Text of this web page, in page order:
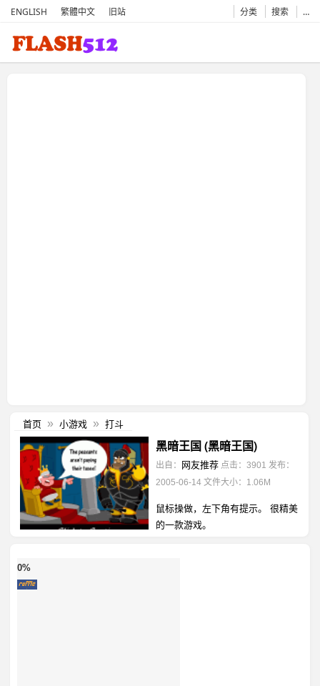
ENGLISH 繁體中文 旧站 分类 搜索 …
首页 » 小游戏 » 打斗
黑暗王国 (黑暗王国)
出自： 网友推荐 点击：3901 发布：
2005-06-14 文件大小：1.06M
鼠标操做，左下角有提示。 很精美
的一款游戏。
0%